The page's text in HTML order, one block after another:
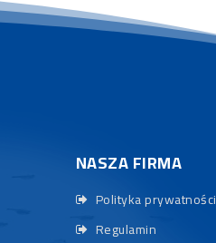
NASZA FIRMA
Polityka prywatności
Regulamin